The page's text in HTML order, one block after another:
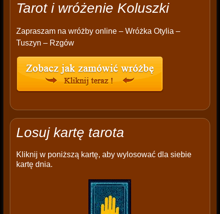
Tarot i wróżenie Koluszki
Zapraszam na wróżby online – Wróżka Otylia –
Tuszyn – Rzgów
Losuj kartę tarota
Kliknij w poniższą kartę, aby wylosować dla siebie
kartę dnia.